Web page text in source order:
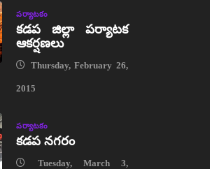
పర్యాటకం
కడప జిల్లా పర్యాటక
ఆకర్షణలు
Thursday, February 26,
2015
పర్యాటకం
కడప నగరం
Tuesday, March 3,